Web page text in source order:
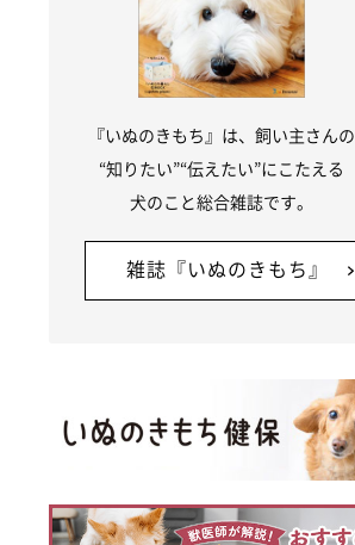
『いぬのきもち』は、飼い主さんの
“知りたい”“伝えたい”にこたえる
犬のこと総合雑誌です。
雑誌『いぬのきもち』